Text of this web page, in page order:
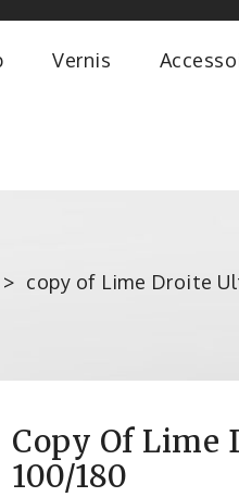
Vernis
copy of Lime Droite
Copy Of Lime
100/180